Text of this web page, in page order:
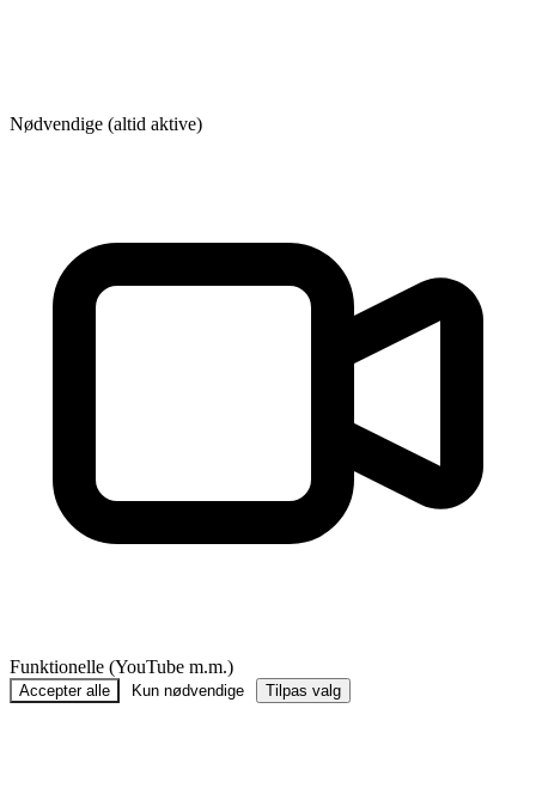
Nødvendige (altid aktive)
Funktionelle (YouTube m.m.)
Accepter alle Kun nødvendige Tilpas valg